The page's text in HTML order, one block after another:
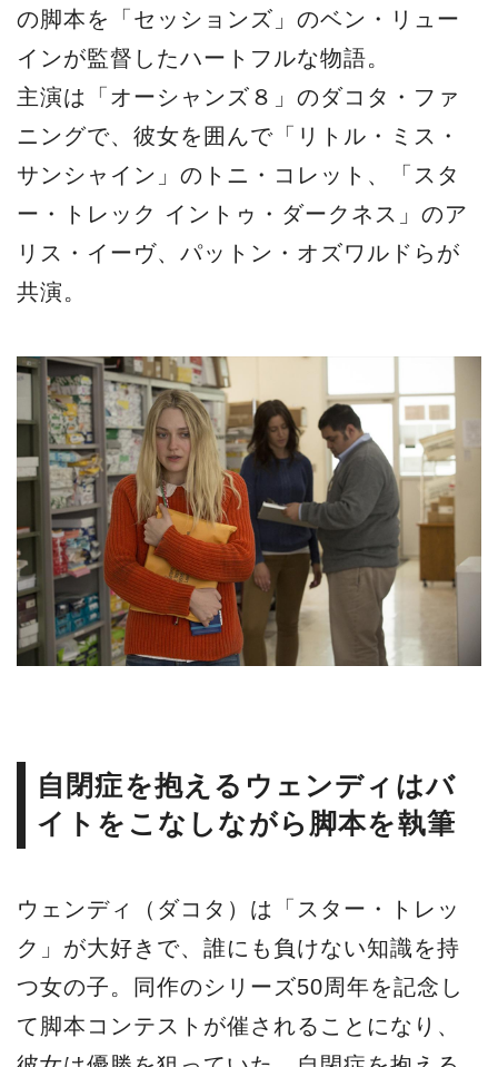
の脚本を「セッションズ」のベン・リュー
インが監督したハートフルな物語。
主演は「オーシャンズ８」のダコタ・ファ
ニングで、彼女を囲んで「リトル・ミス・
サンシャイン」のトニ・コレット、「スタ
ー・トレック イントゥ・ダークネス」のア
リス・イーヴ、パットン・オズワルドらが
共演。
自閉症を抱えるウェンディはバ
イトをこなしながら脚本を執筆
ウェンディ（ダコタ）は「スター・トレッ
ク」が大好きで、誰にも負けない知識を持
つ女の子。同作のシリーズ50周年を記念し
て脚本コンテストが催されることになり、